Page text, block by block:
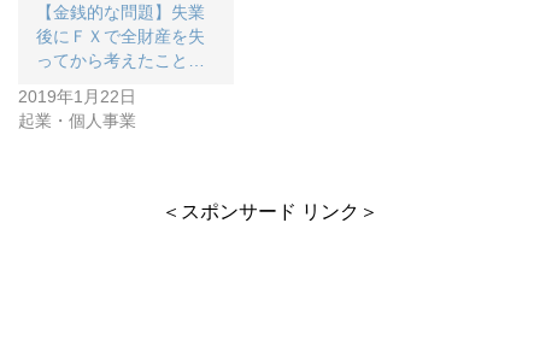
【金銭的な問題】失業
後にＦＸで全財産を失
ってから考えたこと…
2019年1月22日
起業・個人事業
＜スポンサード リンク＞